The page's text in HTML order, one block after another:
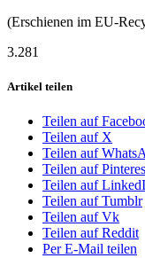
(Erschienen im EU-
3.281
Artikel teilen
Teilen auf
Teilen auf X
Teilen auf
Teilen auf
Teilen auf
Teilen auf Tumblr
Teilen auf Vk
Teilen auf Reddit
Per E-Mail teilen